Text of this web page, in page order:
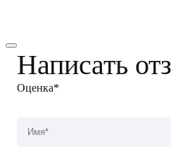
Написать
Оценка*